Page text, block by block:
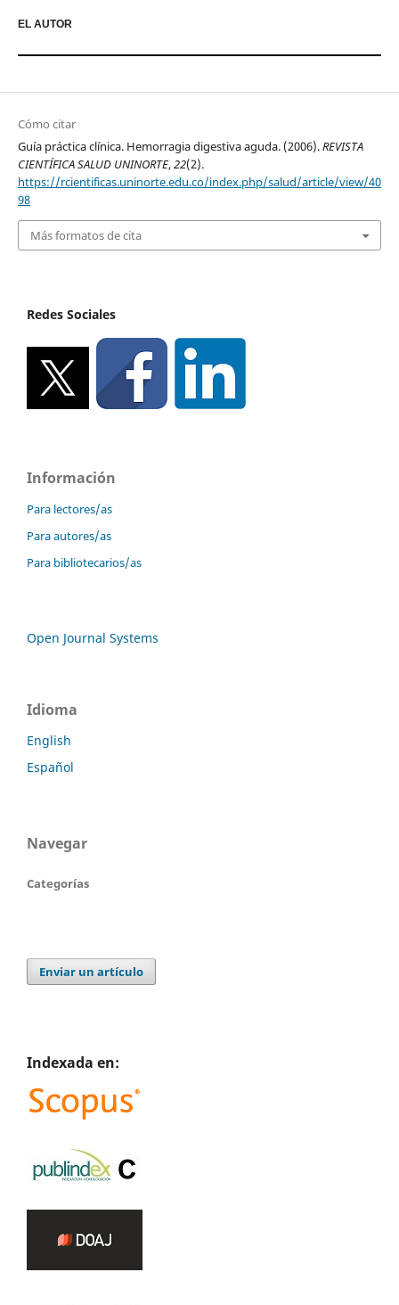
EL AUTOR
Cómo citar
Guía práctica clínica. Hemorragia digestiva aguda. (2006).REVISTA
CIENTÍFICA SALUD UNINORTE,22(2).
https://rcientificas.uninorte.edu.co/index.php/salud/article/view/40
98
Más formatos de cita
Redes Sociales
Información
Para lectores/as
Para autores/as
Para bibliotecarios/as
Open Journal Systems
Idioma
English
Español
Navegar
Categorías
Enviar un artículo
Indexada en: